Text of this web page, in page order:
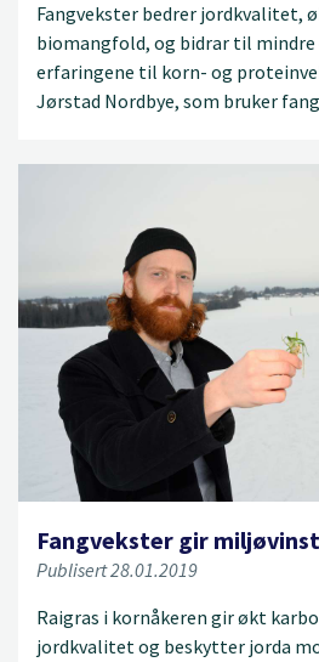
Fangvekster bedrer jordkvalitet,
biomangfold, og bidrar til mindre
erfaringene til korn- og
Jørstad Nordbye, som bruker
Fangvekster gir miljøvinst
Publisert 28.01.2019
Raigras i kornåkeren gir økt
jordkvalitet og beskytter jorda